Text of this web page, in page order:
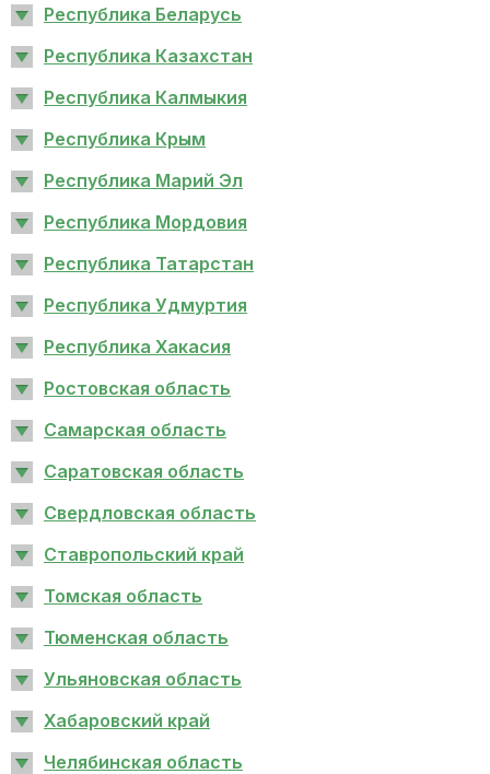
Республика Беларусь
Республика Казахстан
Республика Калмыкия
Республика Крым
Республика Марий Эл
Республика Мордовия
Республика Татарстан
Республика Удмуртия
Республика Хакасия
Ростовская область
Самарская область
Саратовская область
Свердловская область
Ставропольский край
Томская область
Тюменская область
Ульяновская область
Хабаровский край
Челябинская область